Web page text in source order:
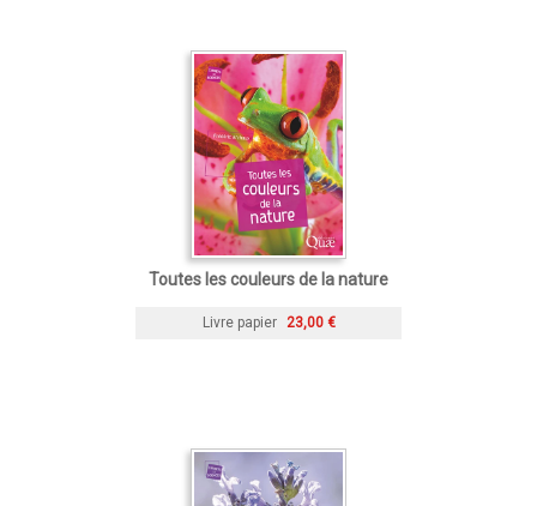
Toutes les couleurs de la nature
Livre papier 23,00 €